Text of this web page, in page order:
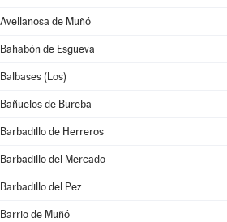
Avellanosa de Muñó
Bahabón de Esgueva
Balbases (Los)
Bañuelos de Bureba
Barbadillo de Herreros
Barbadillo del Mercado
Barbadillo del Pez
Barrio de Muñó